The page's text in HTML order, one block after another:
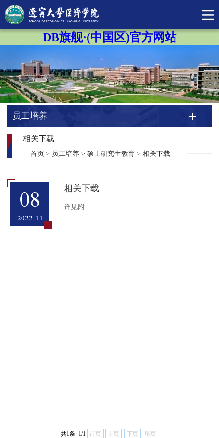
DB旗舰·(中国区)官方网站
员工培养
相关下载
首页 > 员工培养 > 硕士研究生教育 > 相关下载
08
2022-11
相关下载
​详见附
共1条 1/1 首页 上页 下页 尾页